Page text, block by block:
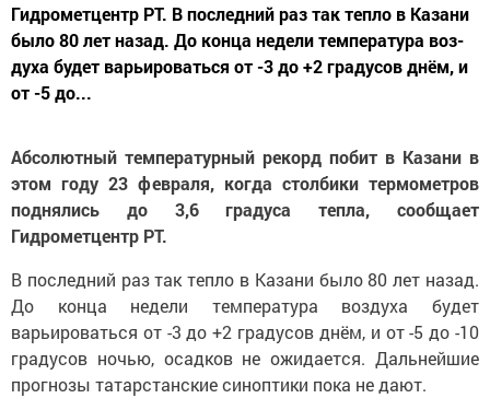
Гидрометцентр РТ. В последний раз так тепло в Казани
было 80 лет назад. До конца недели температура воз­
духа будет варьироваться от -3 до +2 градусов днём, и
от -5 до...
Абсолютный температур­ный рекорд побит в Казани в
этом году 23 февраля, когда столбики термометров
под­нялись до 3,6 градуса тепла, сообщает
Гидрометцентр РТ.
В последний раз так тепло в Казани было 80 лет назад.
До конца недели температура воз­духа будет
варьироваться от -3 до +2 градусов днём, и от -5 до -10
градусов ночью, осадков не ожидается. Дальнейшие
про­гнозы татарстанские синопти­ки пока не дают.